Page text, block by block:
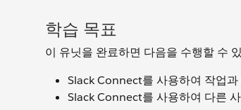
학습 목표
이 유닛을 완료하면 다음을 수행할 수
Slack Connect를 사용하여 작업
Slack Connect를 사용하여 다른